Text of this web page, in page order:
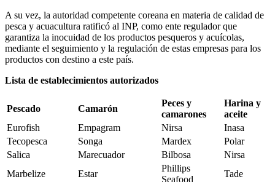
A su vez, la autoridad competente coreana en materia de calidad de
pesca y acuacultura ratificó al INP, como ente regulador que
garantiza la inocuidad de los productos pesqueros y acuícolas,
mediante el seguimiento y la regulación de estas empresas para los
productos con destino a este país.
Lista de establecimientos autorizados
Pescado Camarón
Peces y
camarones
Harina y
aceite
Eurofish
Empagram Nirsa
Inasa
Tecopesca
Songa Mardex
Polar
Salica
Marecuador Bilbosa
Nirsa
Marbelize
Estar
Phillips
Seafood
Tade